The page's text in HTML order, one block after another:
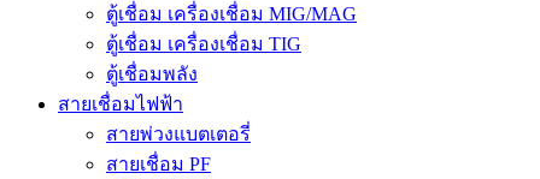
ตู้เชื่อม เครื่องเชื่อม MIG/MAG
ตู้เชื่อม เครื่องเชื่อม TIG
ตู้เชื่อมพลัง
สายเชื่อมไฟฟ้า
สายพ่วงแบตเตอรี่
สายเชื่อม PF